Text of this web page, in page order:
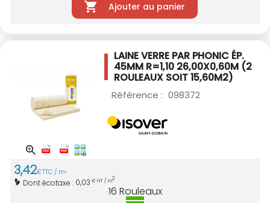
Ajouter au panier
LAINE VERRE PAR PHONIC ÉP.
45MM R=1,10 26,00X0,60M (2
ROULEAUX SOIT 15,60M2)
Référence : 098372
3,42€TTC / m2
Dont écotaxe : 0,03 € HT / m2
16 Rouleaux